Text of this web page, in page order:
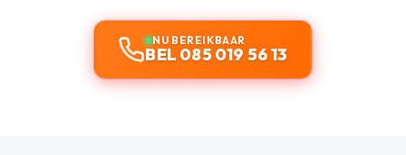
NU BEREIKBAAR
BEL 085 019 56 13